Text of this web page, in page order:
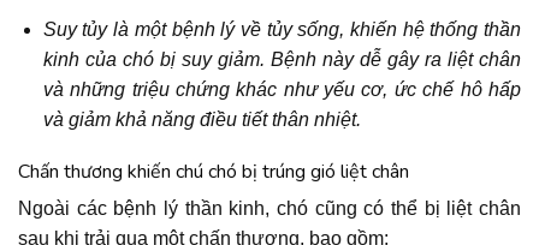
Suy tủy là một bệnh lý về tủy sống, khiến hệ thống thần
kinh của chó bị suy giảm. Bệnh này dễ gây ra liệt chân
và những triệu chứng khác như yếu cơ, ức chế hô hấp
và giảm khả năng điều tiết thân nhiệt.
Chấn thương khiến chú chó bị trúng gió liệt chân
Ngoài các bệnh lý thần kinh, chó cũng có thể bị liệt chân
sau khi trải qua một chấn thương, bao gồm: